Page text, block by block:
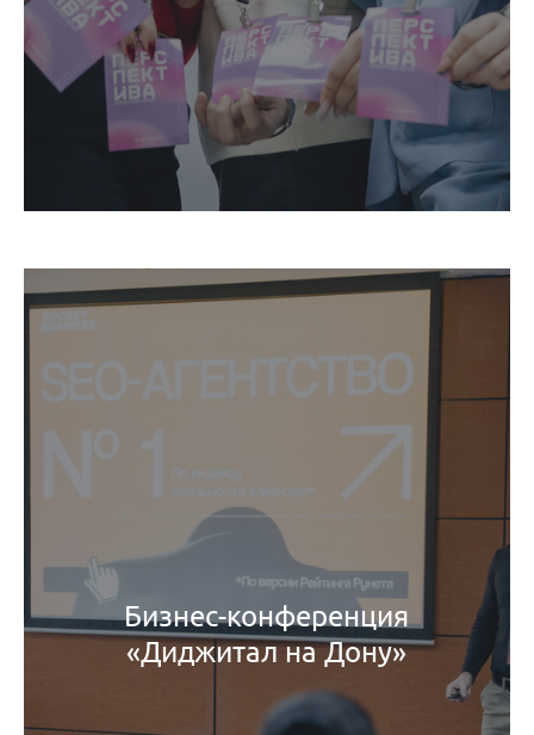
Бизнес-конференция
«Диджитал на Дону»